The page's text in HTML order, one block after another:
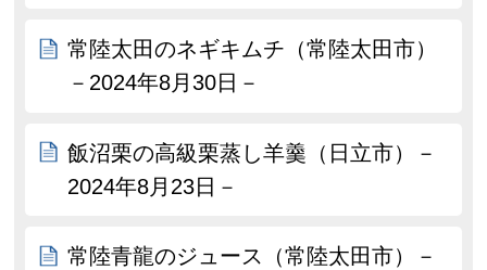
常陸太田のネギキムチ（常陸太田市）
－2024年8月30日－
飯沼栗の高級栗蒸し羊羹（日立市）－
2024年8月23日－
常陸青龍のジュース（常陸太田市）－